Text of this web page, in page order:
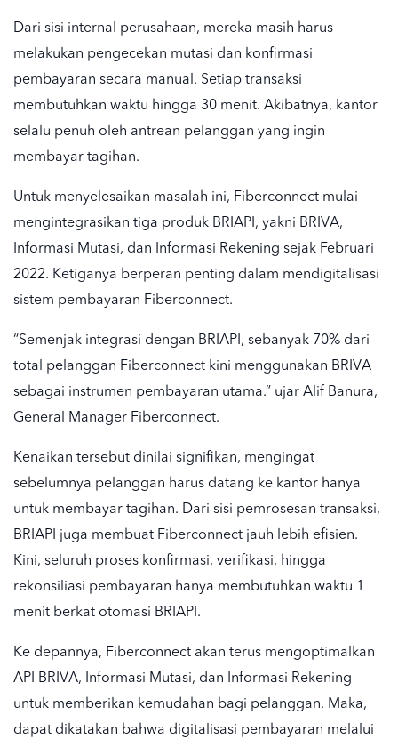
Dari sisi internal perusahaan, mereka masih harus
melakukan pengecekan mutasi dan konfirmasi
pembayaran secara manual. Setiap transaksi
membutuhkan waktu hingga 30 menit. Akibatnya, kantor
selalu penuh oleh antrean pelanggan yang ingin
membayar tagihan.
Untuk menyelesaikan masalah ini, Fiberconnect mulai
mengintegrasikan tiga produk BRIAPI, yakni BRIVA,
Informasi Mutasi, dan Informasi Rekening sejak Februari
2022. Ketiganya berperan penting dalam mendigitalisasi
sistem pembayaran Fiberconnect.
“Semenjak integrasi dengan BRIAPI, sebanyak 70% dari
total pelanggan Fiberconnect kini menggunakan BRIVA
sebagai instrumen pembayaran utama.” ujar Alif Banura,
General Manager Fiberconnect.
Kenaikan tersebut dinilai signifikan, mengingat
sebelumnya pelanggan harus datang ke kantor hanya
untuk membayar tagihan. Dari sisi pemrosesan transaksi,
BRIAPI juga membuat Fiberconnect jauh lebih efisien.
Kini, seluruh proses konfirmasi, verifikasi, hingga
rekonsiliasi pembayaran hanya membutuhkan waktu 1
menit berkat otomasi BRIAPI.
Ke depannya, Fiberconnect akan terus mengoptimalkan
API BRIVA, Informasi Mutasi, dan Informasi Rekening
untuk memberikan kemudahan bagi pelanggan. Maka,
dapat dikatakan bahwa digitalisasi pembayaran melalui